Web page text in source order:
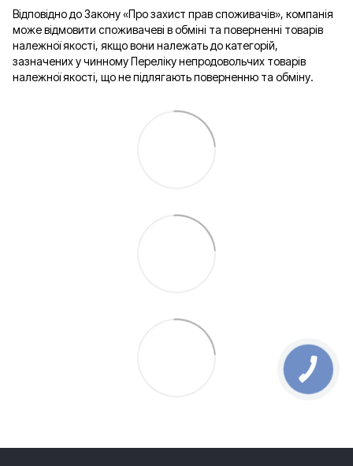
Відповідно до Закону «Про захист прав споживачів», компанія
може відмовити споживачеві в обміні та поверненні товарів
належної якості, якщо вони належать до категорій,
зазначених у чинному Переліку непродовольчих товарів
належної якості, що не підлягають поверненню та обміну.